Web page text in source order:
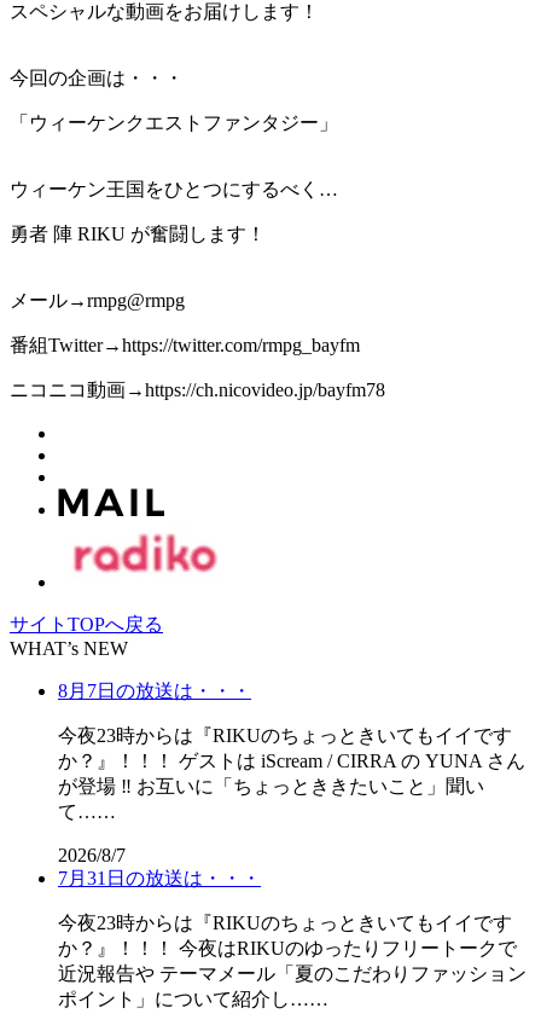
スペシャルな動画をお届けします！
今回の企画は・・・
「ウィーケンクエストファンタジー」
ウィーケン王国をひとつにするべく…
勇者 陣 RIKU が奮闘します！
メール→rmpg@rmpg
番組Twitter→https://twitter.com/rmpg_bayfm
ニコニコ動画→https://ch.nicovideo.jp/bayfm78
サイトTOPへ戻る
WHAT’s NEW
8月7日の放送は・・・
今夜23時からは『RIKUのちょっときいてもイイです
か？』！！！ ゲストは iScream / CIRRA の YUNA さん
が登場 ‼️ お互いに「ちょっとききたいこと」聞い
て……
2026/8/7
7月31日の放送は・・・
今夜23時からは『RIKUのちょっときいてもイイです
か？』！！！ 今夜はRIKUのゆったりフリートークで
近況報告や テーマメール「夏のこだわりファッション
ポイント」について紹介し……